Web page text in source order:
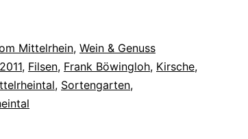
Mittelrhein, Wein & Genuss
, Filsen, Frank Böwingloh, Kirsche,
, Sortengarten,